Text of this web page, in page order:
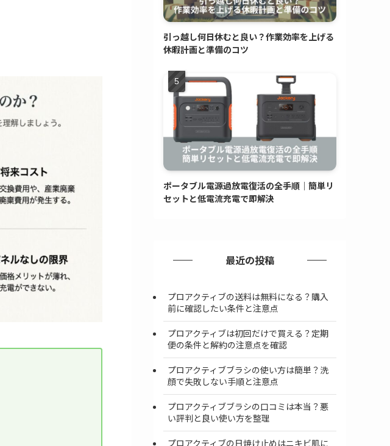
引っ越し何日休むと良い？作業効率を上げる
休暇計画と準備のコツ
ポータブル電源過放電復活の全手順｜簡単リ
セットと低電流充電で即解決
最近の投稿
プロアクティブの送料は無料になる？購入
前に確認したい条件と注意点
プロアクティブは初回だけで買える？定期
便の条件と解約の注意点を確認
プロアクティブブラシの使い方は簡単？洗
顔で失敗しない手順と注意点
プロアクティブブラシの口コミは本当？悪
い評判と良い使い方を整理
プロアクティブの日焼け止めはニキビ肌に